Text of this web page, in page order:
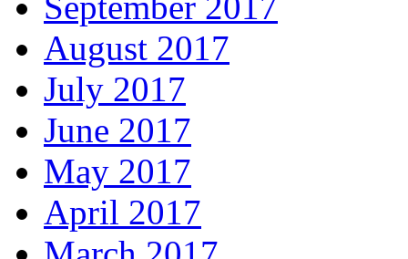
August 2017
July 2017
June 2017
May 2017
April 2017